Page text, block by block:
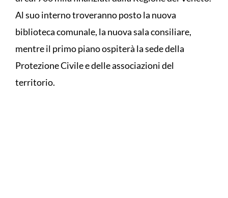
Al suo interno troveranno posto la nuova
biblioteca comunale, la nuova sala consiliare,
mentre il primo piano ospiterà la sede della
Protezione Civile e delle associazioni del
territorio.